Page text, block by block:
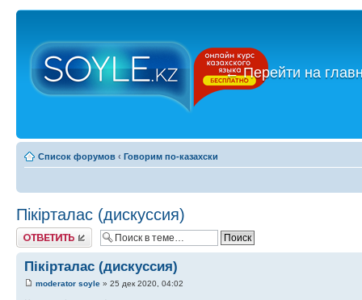
←Перейти на
Список форумов ‹ Говорим по-казахски
Пікірталас (дискуссия)
Ответить
Пікірталас (дискуссия)
moderator soyle » 25 дек 2020, 04:02